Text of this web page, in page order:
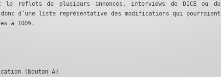
le reflets de plusieurs annonces, interviews de DICE ou de
d’une liste représentative des modifications qui pourraient
à 100%.
(bouton A)